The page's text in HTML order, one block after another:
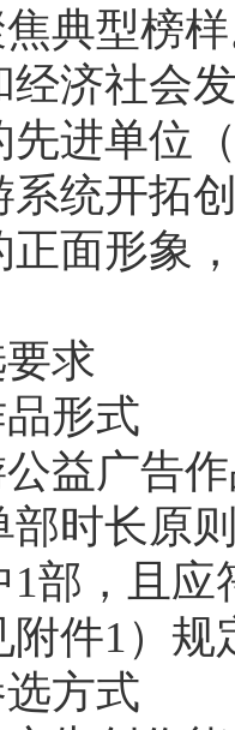
焦典型榜
经济社会
先进单位
系统开拓
正面形象
求
品形式
益广告
部时长原
1部，且
附件1）
选方式